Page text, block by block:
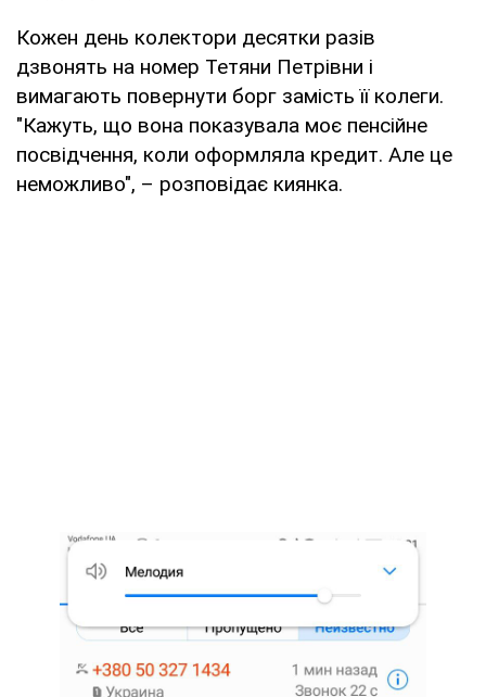
Кожен день колектори десятки разів
дзвонять на номер Тетяни Петрівни і
вимагають повернути борг замість її колеги.
"Кажуть, що вона показувала моє пенсійне
посвідчення, коли оформляла кредит. Але це
неможливо", – розповідає киянка.